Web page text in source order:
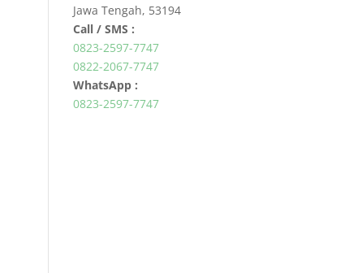
Jawa Tengah, 53194
Call / SMS :
0823-2597-7747
0822-2067-7747
WhatsApp :
0823-2597-7747